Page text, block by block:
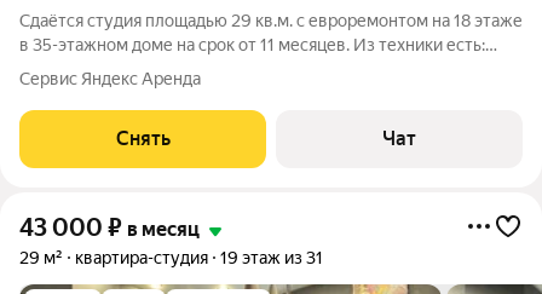
Сдаётся студия площадью 29 кв.м. с евроремонтом на 18 этаже
в 35-этажном доме на срок от 11 месяцев. Из техники есть:
Телевизор Духовой шкаф Стиральная машина Холодильник
Микроволновка Дом - монолитный, окна выходят на улицу.
Есть консьерж. В
Сервис Яндекс Аренда
Снять Чат
43 000 ₽ в месяц
29 м² квартира-студия 19 этаж из 31